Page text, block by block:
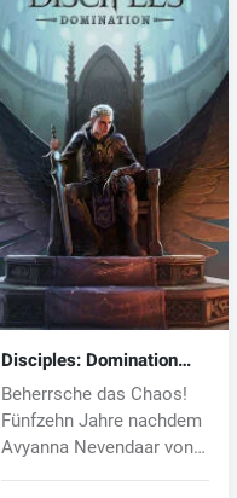
Disciples: Domination
(PC) key
Beherrsche das Chaos!
Fünfzehn Jahre nachdem
Avyanna Nevendaar von